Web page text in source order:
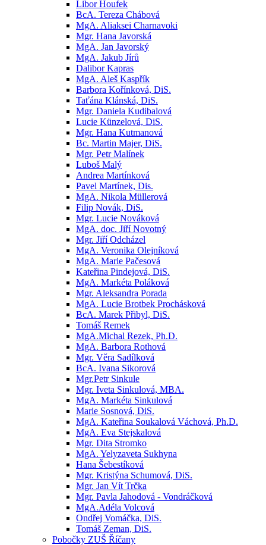
Libor Houfek
BcA. Tereza Chábová
MgA. Aliaksei Charnavoki
Mgr. Hana Javorská
MgA. Jan Javorský
MgA. Jakub Jírů
Dalibor Kapras
MgA. Aleš Kaspřík
Barbora Kořínková, DiS.
Taťána Klánská, DiS.
Mgr. Daniela Kudibalová
Lucie Künzelová, DiS.
Mgr. Hana Kutmanová
Bc. Martin Majer, DiS.
Mgr. Petr Malínek
Luboš Malý
Andrea Martínková
Pavel Martínek, Dis.
MgA. Nikola Müllerová
Filip Novák, DiS.
Mgr. Lucie Nováková
MgA. doc. Jiří Novotný
Mgr. Jiří Odcházel
MgA. Veronika Olejníková
MgA. Marie Pačesová
Kateřina Pindejová, DiS.
MgA. Markéta Poláková
Mgr. Aleksandra Porada
MgA. Lucie Brotbek Prochásková
BcA. Marek Přibyl, DiS.
Tomáš Remek
MgA.Michal Rezek, Ph.D.
MgA. Barbora Rothová
Mgr. Věra Sadílková
BcA. Ivana Sikorová
Mgr.Petr Sinkule
Mgr. Iveta Sinkulová, MBA.
MgA. Markéta Sinkulová
Marie Sosnová, DiS.
MgA. Kateřina Soukalová Váchová, Ph.D.
MgA. Eva Stejskalová
Mgr. Dita Stromko
MgA. Yelyzaveta Sukhyna
Hana Šebestíková
Mgr. Kristýna Schumová, DiS.
Mgr. Jan Vít Trčka
Mgr. Pavla Jahodová - Vondráčková
MgA.Adéla Volcová
Ondřej Vomáčka, DiS.
Tomáš Zeman, DiS.
Pobočky ZUŠ Říčany